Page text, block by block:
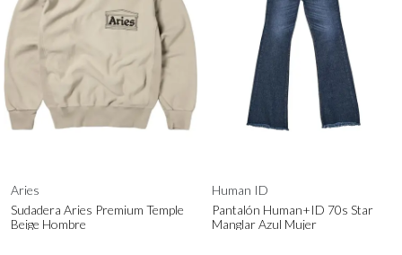
Aries
Sudadera Aries Premium Temple
Beige Hombre
Human ID
Pantalón Human+ID 70s Star
Manglar Azul Mujer